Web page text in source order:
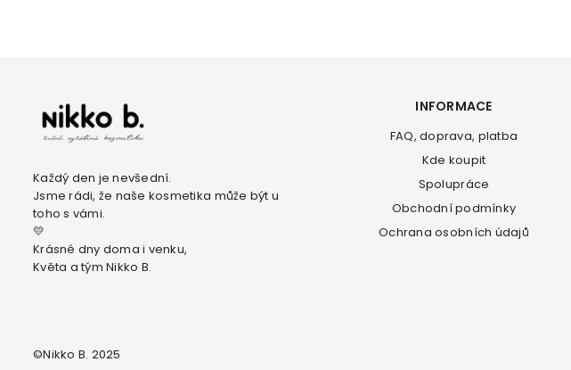
Každý den je nevšední.
Jsme rádi, že naše kosmetika může být u
toho s vámi.
💛
Krásné dny doma i venku,
Květa a tým Nikko B.
INFORMACE
FAQ, doprava, platba
Kde koupit
Spolupráce
Obchodní podmínky
Ochrana osobních údajů
©Nikko B. 2025